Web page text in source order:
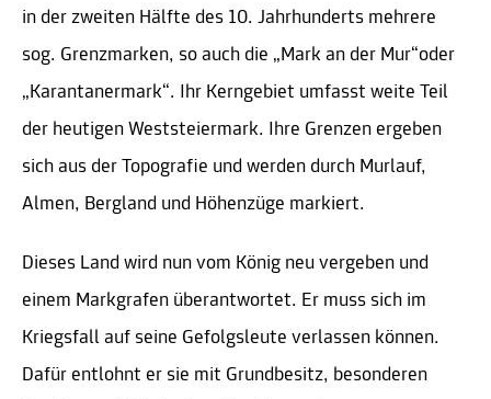
in der zweiten Hälfte des 10. Jahrhunderts mehrere
sog. Grenzmarken, so auch die „Mark an der Mur“oder
„Karantanermark“. Ihr Kerngebiet umfasst weite Teil
der heutigen Weststeiermark. Ihre Grenzen ergeben
sich aus der Topografie und werden durch Murlauf,
Almen, Bergland und Höhenzüge markiert.
Dieses Land wird nun vom König neu vergeben und
einem Markgrafen überantwortet. Er muss sich im
Kriegsfall auf seine Gefolgsleute verlassen können.
Dafür entlohnt er sie mit Grundbesitz, besonderen